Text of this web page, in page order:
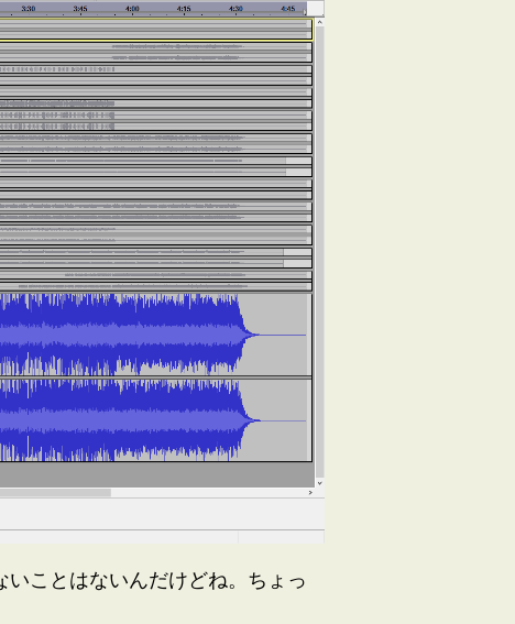
ことはないんだけどね。ちょっ